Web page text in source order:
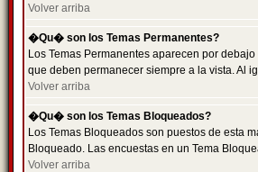
Volver arriba
�Qu� son los Temas Permanentes?
Los Temas Permanentes aparecen por
que deben permanecer siempre a la vista. Al
Volver arriba
�Qu� son los Temas Bloqueados?
Los Temas Bloqueados son puestos de esta
Bloqueado. Las encuestas en un Tema
Volver arriba